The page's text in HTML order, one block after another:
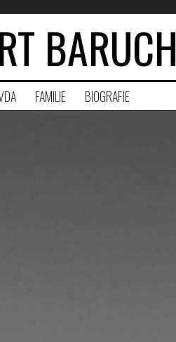
BARUCH
FAMILIE BIOGRAFIE